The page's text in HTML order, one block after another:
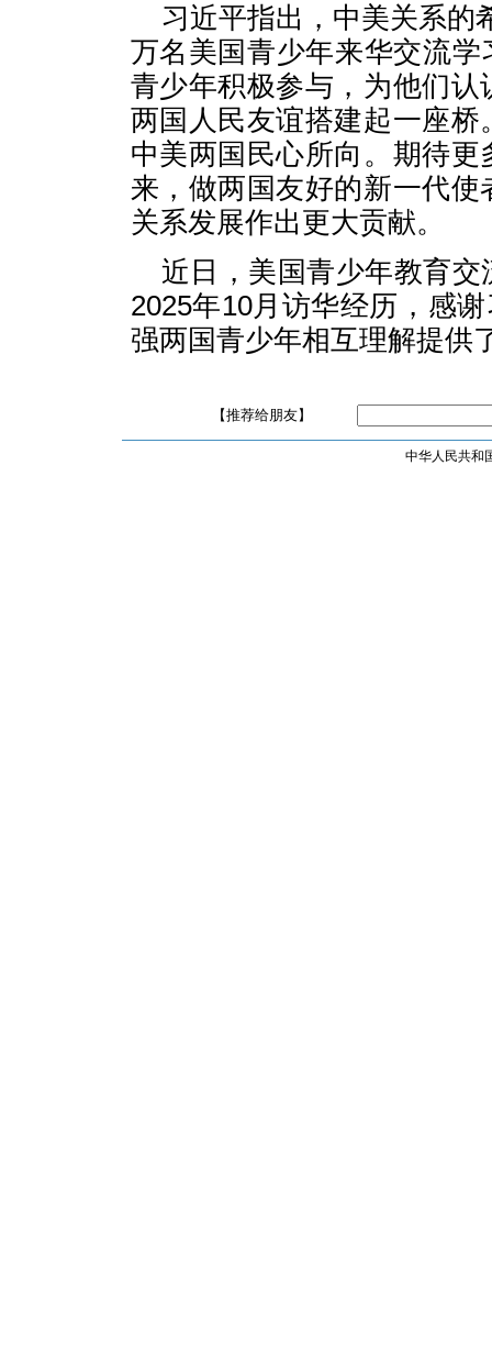
习近平指出，中美关系的
万名美国青少年来华交流
青少年积极参与，为他们
两国人民友谊搭建起一座
中美两国民心所向。期待
来，做两国友好的新一代
关系发展作出更大贡献。
近日，美国青少年教育
2025年10月访华经历，感
强两国青少年相互理解提供
【推荐给朋友】
中华人民共和